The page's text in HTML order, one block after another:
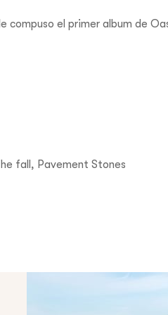
compuso el primer album de
fall, Pavement Stones